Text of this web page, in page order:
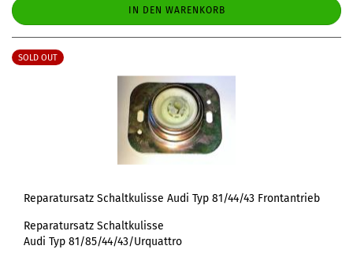
IN DEN WARENKORB
SOLD OUT
Reparatursatz Schaltkulisse Audi Typ 81/44/43 Frontantrieb
Reparatursatz Schaltkulisse
Audi Typ 81/85/44/43/Urquattro